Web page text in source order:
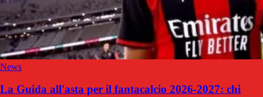
News
La Guida all'asta per il fantacalcio 2026-2027: chi